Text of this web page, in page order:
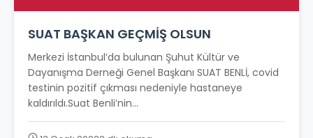
SUAT BAŞKAN GEÇMİŞ OLSUN
Merkezi İstanbul’da bulunan Şuhut Kültür ve
Dayanışma Derneği Genel Başkanı SUAT BENLİ, covid
testinin pozitif çıkması nedeniyle hastaneye
kaldırıldı.Suat Benli’nin...